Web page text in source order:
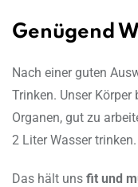
Genügend
Nach einer guten
Trinken. Unser Körper
Organen, gut zu
2 Liter Wasser trinken.
Das hält uns fit und